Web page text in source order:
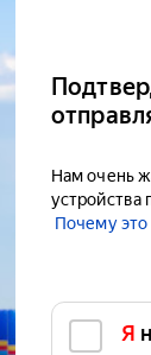
Нам очень
устройства
Почему это